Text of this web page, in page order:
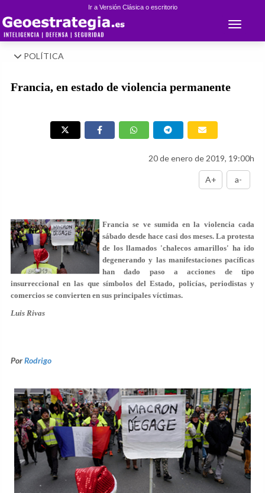
Ir a Versión Clásica o escritorio
Toggle
POLÍTICA
Francia, en estado de violencia permanente
20 de enero de 2019, 19:00h
A+ a-
Francia se ve sumida en la violencia cada
sábado desde hace casi dos meses. La protesta
de los llamados 'chalecos amarillos' ha ido
degenerando y las manifestaciones pacíficas
han dado paso a acciones de tipo
insurreccional en las que símbolos del Estado, policías, periodistas y
comercios se convierten en sus principales víctimas.
Luis Rivas
PorRodrigo